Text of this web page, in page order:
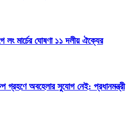
লং মার্চের ঘোষণা ১১ দলীয় ঐক্যের
গ্রহণে অবহেলার সুযোগ নেই: প্রধানমন্ত্রী